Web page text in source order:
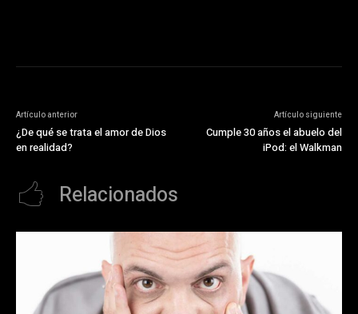
Artículo anterior
¿De qué se trata el amor de Dios
en realidad?
Artículo siguiente
Cumple 30 años el abuelo del
iPod: el Walkman
Relacionados